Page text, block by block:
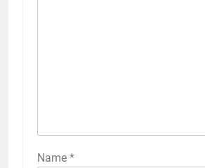
Name *